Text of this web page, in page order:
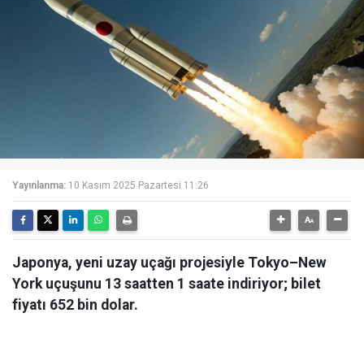
Yayınlanma: 10 Kasım 2025 Pazartesi 11:26
Japonya, yeni uzay uçağı projesiyle Tokyo–New
York uçuşunu 13 saatten 1 saate indiriyor; bilet
fiyatı 652 bin dolar.